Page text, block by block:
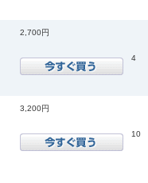
2,700円
4
3,200円
10